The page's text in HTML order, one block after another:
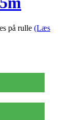
på rulle (Læs